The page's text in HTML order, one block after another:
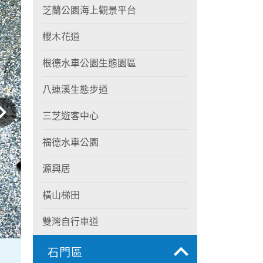
芝蘭公園海上觀景平台
櫻木花道
根德水車公園生態園區
八連溪生態步道
三芝遊客中心
福德水車公園
源興居
橫山梯田
雙灣自行車道
石門區